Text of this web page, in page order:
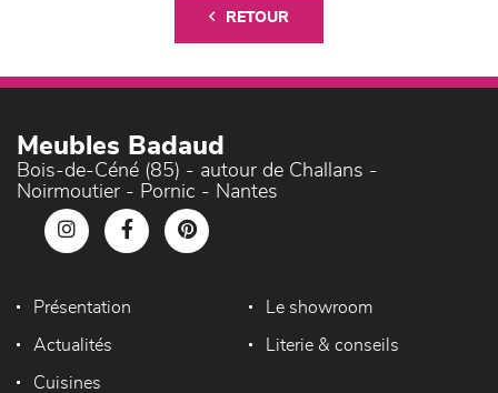
RETOUR
Meubles Badaud
Bois-de-Céné (85) - autour de Challans -
Noirmoutier - Pornic - Nantes
Présentation Le showroom
Actualités Literie & conseils
Cuisines